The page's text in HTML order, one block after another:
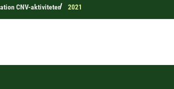
CNV-aktiviteter 2021